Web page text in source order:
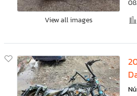
View all images